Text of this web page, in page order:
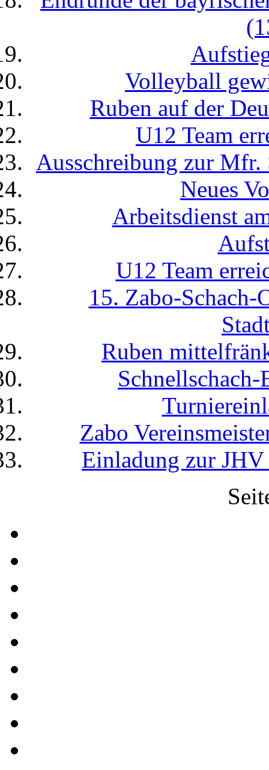
Volleyball
Ruben auf der
U12 Team
Ausschreibung zur Mfr.
Neues
Arbeitsdienst
U12 Team
15. Zabo-Schach-
Ruben
Zabo
Einladung zur